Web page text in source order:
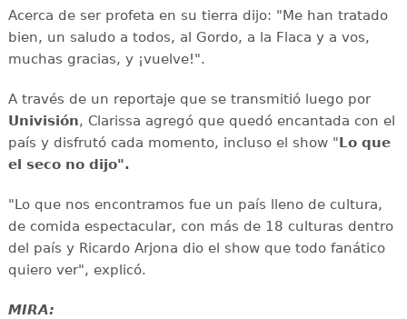
Acerca de ser profeta en su tierra dijo: "Me han tratado
bien, un saludo a todos, al Gordo, a la Flaca y a vos,
muchas gracias, y ¡vuelve!".
A través de un reportaje que se transmitió luego por
Univisión, Clarissa agregó que quedó encantada con el
país y disfrutó cada momento, incluso el show "Lo que
el seco no dijo".
"Lo que nos encontramos fue un país lleno de cultura,
de comida espectacular, con más de 18 culturas dentro
del país y Ricardo Arjona dio el show que todo fanático
quiero ver", explicó.
MIRA: